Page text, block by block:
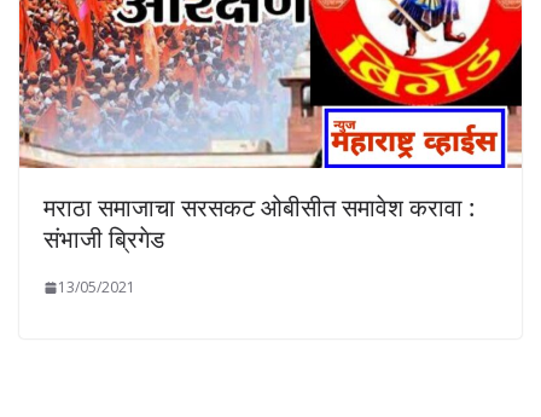
मराठा समाजाचा सरसकट ओबीसीत समावेश करावा :
संभाजी ब्रिगेड
13/05/2021